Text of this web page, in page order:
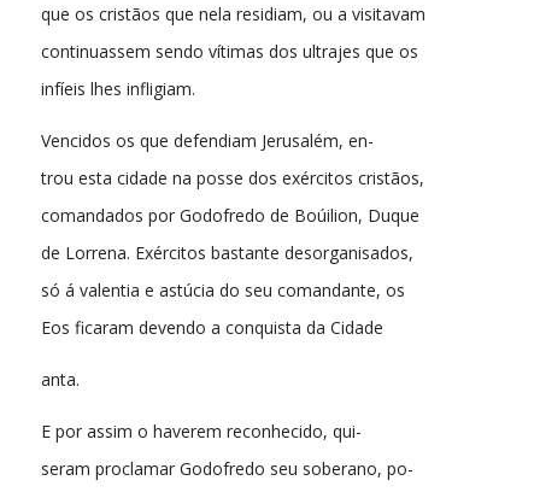
que os cristãos que nela residiam, ou a visitavam
continuassem sendo vítimas dos ultrajes que os
infíeis lhes infligiam.
Vencidos os que defendiam Jerusalém, en-
trou esta cidade na posse dos exércitos cristãos,
comandados por Godofredo de Boúilion, Duque
de Lorrena. Exércitos bastante desorganisados,
só á valentia e astúcia do seu comandante, os
Eos ficaram devendo a conquista da Cidade
anta.
E por assim o haverem reconhecido, qui-
seram proclamar Godofredo seu soberano, po-